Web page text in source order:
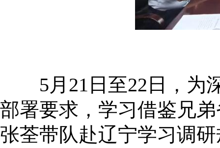
5月21日至22日，为
部署要求，学习借鉴兄
张荃带队赴辽宁学习调